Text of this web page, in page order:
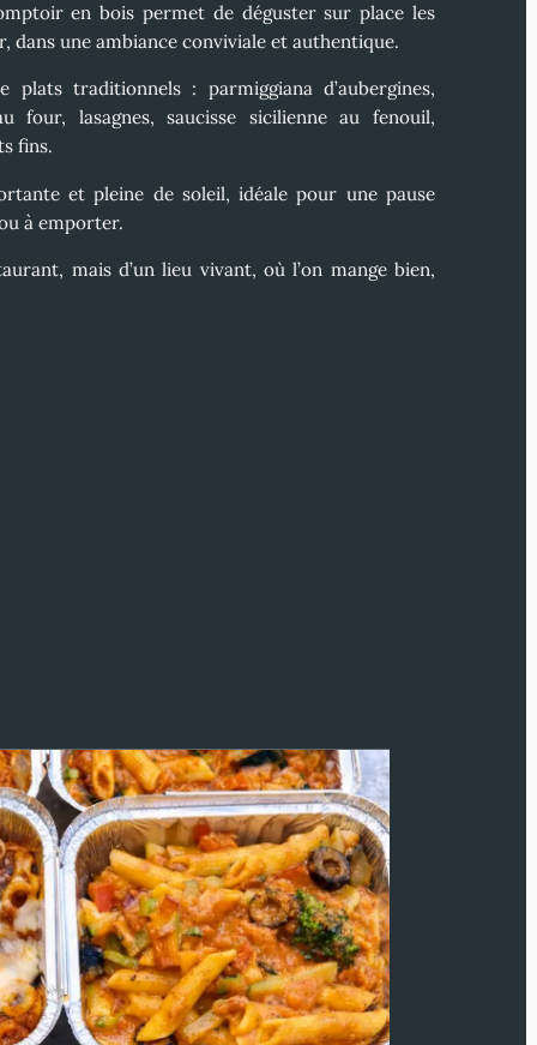
en bois permet de déguster sur place les
dans une ambiance conviviale et authentique.
plats traditionnels : parmiggiana d’aubergines,
four, lasagnes, saucisse sicilienne au fenouil,
fins.
et pleine de soleil, idéale pour une pause
à emporter.
mais d’unlieu vivant, où l’on mange bien,